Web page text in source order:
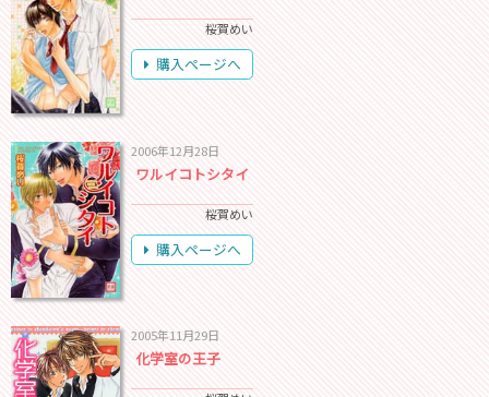
桜賀めい
購入ページへ
2006年12月28日
ワルイコトシタイ
桜賀めい
購入ページへ
2005年11月29日
化学室の王子